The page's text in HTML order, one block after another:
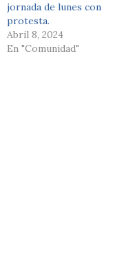
jornada de lunes con
protesta.
Abril 8, 2024
En "Comunidad"